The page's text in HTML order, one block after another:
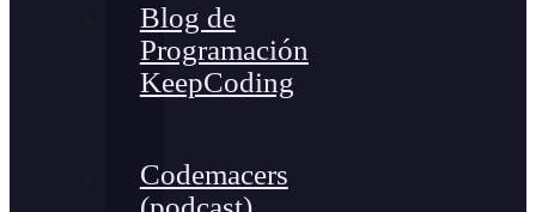
Blog de
Programación
KeepCoding
Codemacers